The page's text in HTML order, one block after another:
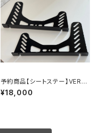
予約商品【シートステー】VERS
USオリジナル
¥18,000